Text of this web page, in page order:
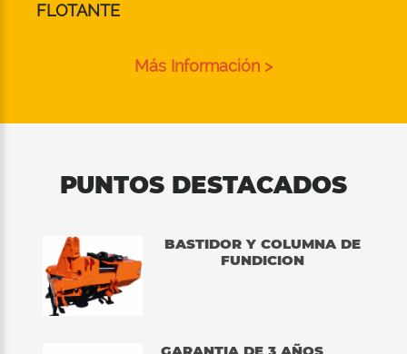
FLOTANTE
Más Información >
PUNTOS DESTACADOS
BASTIDOR Y COLUMNA DE
FUNDICION